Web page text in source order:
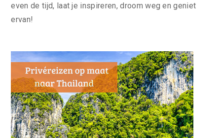
even de tijd, laat je inspireren, droom weg en geniet
ervan!